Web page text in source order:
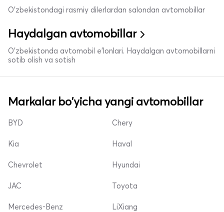
O'zbekistondagi rasmiy dilerlardan salondan avtomobillar
Haydalgan avtomobillar
O'zbekistonda avtomobil e’lonlari. Haydalgan avtomobillarni
sotib olish va sotish
Markalar bo'yicha yangi avtomobillar
BYD
Kia
Chevrolet
Chery
Haval
Hyundai
JAC
Mercedes-Benz
Toyota
LiXiang